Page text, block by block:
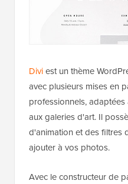
Diviest un thème
avec plusieurs mises en
professionnels,
aux galeries d'art. Il
d'animation et des filtres
ajouter à vos photos.
Avec le constructeur de